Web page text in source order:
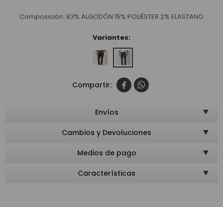
Composición: 83% ALGODÓN 15% POLIÉSTER 2% ELASTANO
Variantes:
 
Envíos
Cambios y Devoluciones
Medios de pago
Características